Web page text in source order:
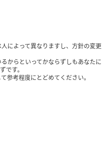
によって異なりますし、方針の変更
からといってかならずしもあなたに
です。
参考程度にとどめてください。